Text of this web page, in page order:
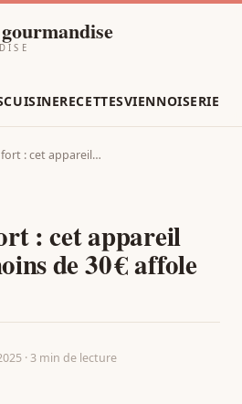
CUISINERECETTESVIENNOISERIE
: cet appareil…
: cet appareil
de 30 € affole
· 3 min de lecture